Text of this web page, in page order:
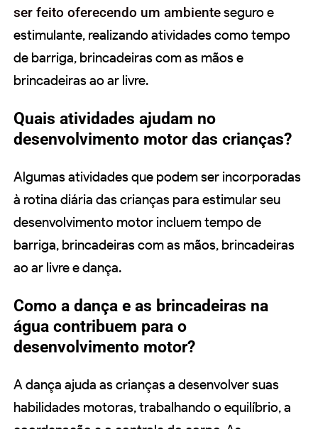
ser feito oferecendo um ambienteseguro e
estimulante, realizando atividades como tempo
de barriga, brincadeiras com as mãos e
brincadeiras ao ar livre.
Quais atividades ajudam no
desenvolvimento motor das crianças?
Algumas atividades que podem ser incorporadas
à rotina diária das crianças para estimular seu
desenvolvimento motor incluem tempo de
barriga, brincadeiras com as mãos, brincadeiras
ao ar livre e dança.
Como a dança e as brincadeiras na
água contribuem para o
desenvolvimento motor?
A dança ajuda as crianças a desenvolver suas
habilidades motoras, trabalhando o equilíbrio, a